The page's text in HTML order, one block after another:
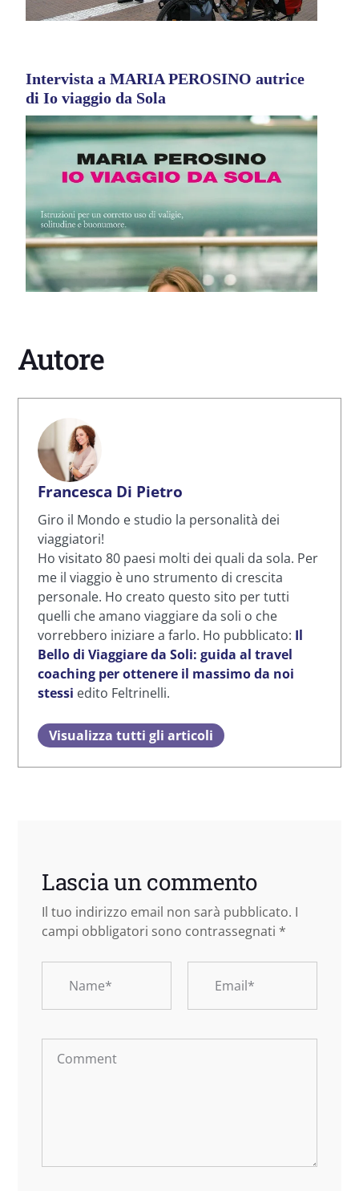
Intervista a MARIA PEROSINO autrice
di Io viaggio da Sola
Autore
Francesca Di Pietro
Giro il Mondo e studio la personalità dei
viaggiatori!
Ho visitato 80 paesi molti dei quali da sola. Per
me il viaggio è uno strumento di crescita
personale. Ho creato questo sito per tutti
quelli che amano viaggiare da soli o che
vorrebbero iniziare a farlo. Ho pubblicato: Il
Bello di Viaggiare da Soli: guida al travel
coaching per ottenere il massimo da noi
stessi edito Feltrinelli.
Visualizza tutti gli articoli
Lascia un commento
Il tuo indirizzo email non sarà pubblicato. I
campi obbligatori sono contrassegnati *